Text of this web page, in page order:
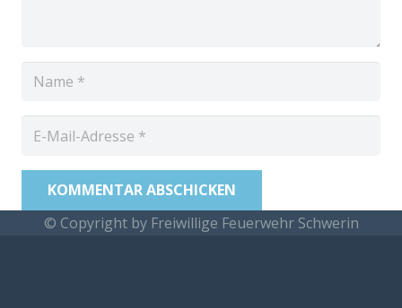
KOMMENTAR ABSCHICKEN
© Copyright by Freiwillige Feuerwehr Schwerin